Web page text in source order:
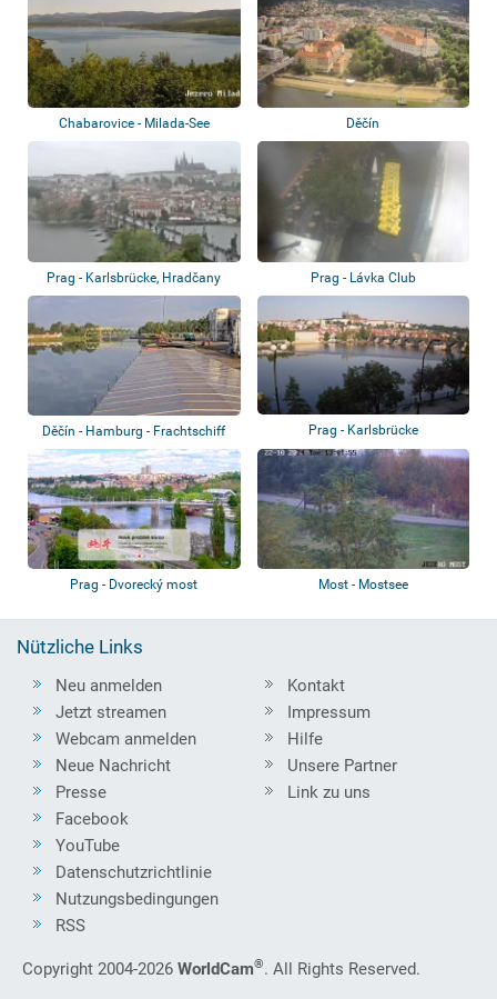
Chabarovice - Milada-See Děčín
Prag - Karlsbrücke, Hradčany Prag - Lávka Club
Děčín - Hamburg - Frachtschiff Prag - Karlsbrücke
Prag - Dvorecký most Most - Mostsee
Nützliche Links
Neu anmelden
Jetzt streamen
Webcam anmelden
Neue Nachricht
Presse
Kontakt
Impressum
Hilfe
Unsere Partner
Link zu uns
Facebook
YouTube
Datenschutzrichtlinie
Nutzungsbedingungen
RSS
Copyright 2004-2026 WorldCam®. All Rights Reserved.